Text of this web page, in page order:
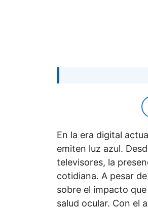
En la era digital
emiten luz azul.
televisores, la
cotidiana. A pesar
sobre el impacto
salud ocular. Con el